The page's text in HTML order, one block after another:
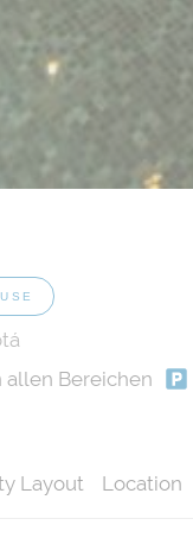
allen Bereichen
Layout Location